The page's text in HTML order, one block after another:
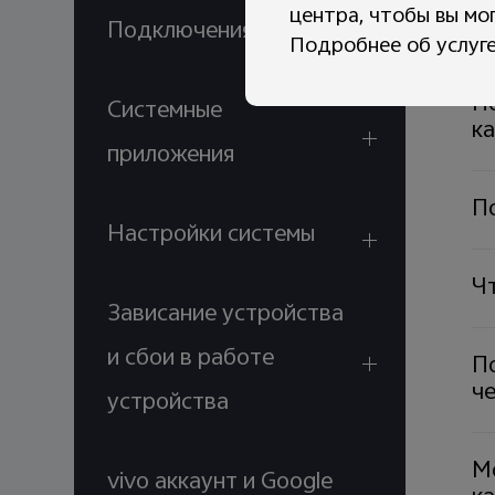
Подключения
Системные
приложения
Настройки системы
Зависание устройства
и сбои в работе
устройства
vivo аккаунт и Google
центра, чтобы вы
Подробнее об